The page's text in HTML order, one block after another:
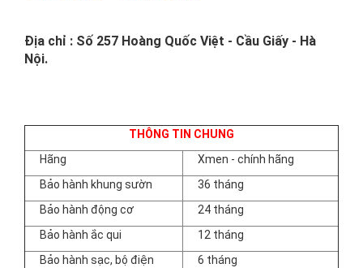
Địa chỉ : Số 257 Hoàng Quốc Việt - Cầu Giấy - Hà
Nội.
THÔNG TIN CHUNG
Hãng
Xmen - chính hãng
Bảo hành khung sườn
36 tháng
Bảo hành động cơ
24 tháng
Bảo hành ắc qui
12 tháng
Bảo hành sạc, bộ điện
6 tháng